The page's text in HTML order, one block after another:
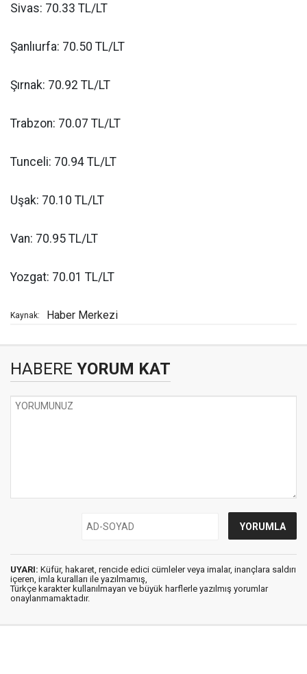
Sivas: 70.33 TL/LT
Şanlıurfa: 70.50 TL/LT
Şırnak: 70.92 TL/LT
Trabzon: 70.07 TL/LT
Tunceli: 70.94 TL/LT
Uşak: 70.10 TL/LT
Van: 70.95 TL/LT
Yozgat: 70.01 TL/LT
Kaynak: Haber Merkezi
HABERE YORUM KAT
UYARI: Küfür, hakaret, rencide edici cümleler veya imalar, inançlara saldırı
içeren, imla kuralları ile yazılmamış,
Türkçe karakter kullanılmayan ve büyük harflerle yazılmış yorumlar
onaylanmamaktadır.